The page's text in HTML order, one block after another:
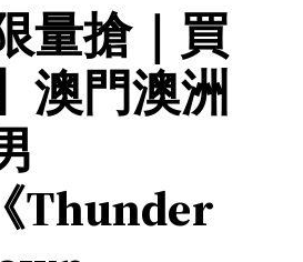
量搶｜買
澳門澳洲
Thunder